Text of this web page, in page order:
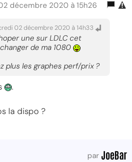
décembre 2020 à 15h26
02 décembre 2020 à 14h33
une sur LDLC cet
de ma 1080
plus les graphes perf/prix ?
.
la dispo ?
par JoeBar